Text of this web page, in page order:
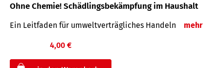
Ohne Chemie! Schädlingsbekämpfung im Haushalt
Ein Leitfaden für um­welt­ver­träg­liches Han­deln mehr
4,00 €